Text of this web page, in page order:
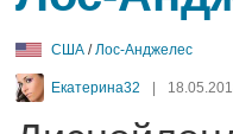
США /Лос-Анджелес
Екатерина32